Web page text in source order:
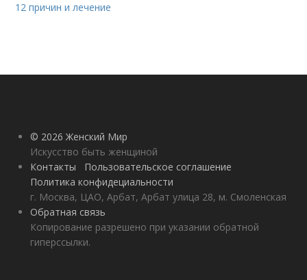
12 причин и лечение
© 2026 Женский Мир
Искусство быть женщиной
Контакты
Пользовательское соглашение
Политика конфидециальности
г. Москва, ЦАО, Арбат, Арбат улица 28, м. Смоленская
Обратная связь
Копирование разрешено при указании обратной
гиперссылки.